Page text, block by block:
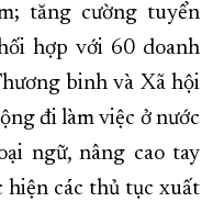
tăng cường tuyển
hợp với 60 doanh
binh và Xã hội
đi làm việc ở nước
ngữ, nâng cao tay
các thủ tục xuất